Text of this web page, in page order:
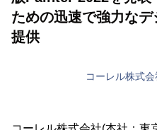
ための迅速で強力な
提供
コーレル株式会